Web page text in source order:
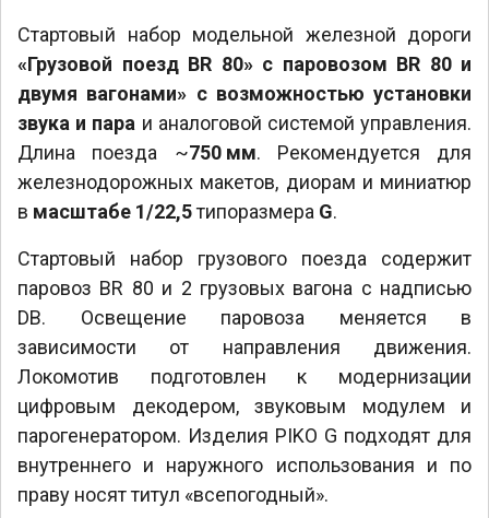
Стартовый набор модельной железной дороги
«Грузовой поезд BR 80» с паровозом BR 80 и
двумя вагонами» с возможностью установки
звука и пара и аналоговой системой управления.
Длина поезда ~750 мм. Рекомендуется для
железнодорожных макетов, диорам и миниатюр
в масштабе 1/22,5типоразмера G.
Стартовый набор грузового поезда содержит
паровоз BR 80 и 2 грузовых вагона с надписью
DB. Освещение паровоза меняется в
зависимости от направления движения.
Локомотив подготовлен к модернизации
цифровым декодером, звуковым модулем и
парогенератором. Изделия PIKO G подходят для
внутреннего и наружного использования и по
праву носят титул «всепогодный».